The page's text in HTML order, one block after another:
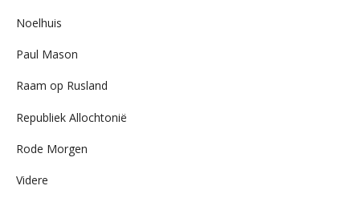
Noelhuis
Paul Mason
Raam op Rusland
Republiek Allochtonië
Rode Morgen
Videre